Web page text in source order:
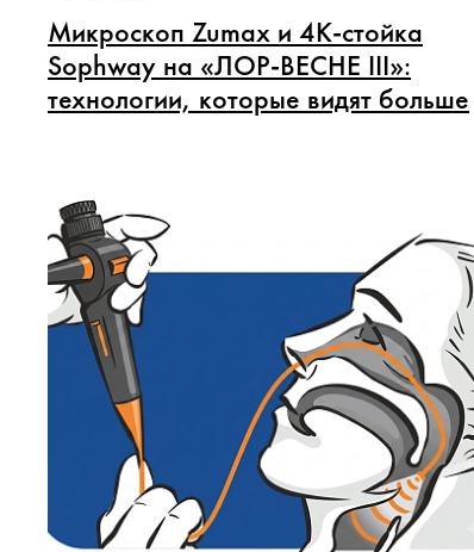
Микроскоп Zumax и 4K-стойка
Sophway на «ЛОР-ВЕСНЕ III»:
технологии, которые видят больше